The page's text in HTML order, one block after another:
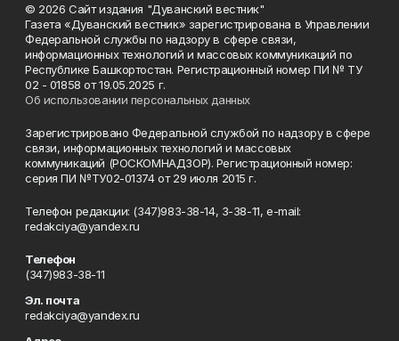
© 2026 Сайт издания "Дуванский вестник"
Газета «Дуванский вестник» зарегистрирована в Управлении
Федеральной службы по надзору в сфере связи,
информационных технологий и массовых коммуникаций по
Республике Башкортостан. Регистрационный номер ПИ № ТУ
02 - 01858 от 19.05.2025 г.
Об использовании персональных данных
Зарегистрировано Федеральной службой по надзору в сфере
связи, информационных технологий и массовых
коммуникаций (РОСКОМНАДЗОР). Регистрационный номер:
серия ПИ №ТУ02-01374 от 29 июля 2015 г.
Телефон редакции: (347)983-38-14, 3-38-11, e-mail:
redakciya@yandex.ru
Телефон
(347)983-38-11
Эл. почта
redakciya@yandex.ru